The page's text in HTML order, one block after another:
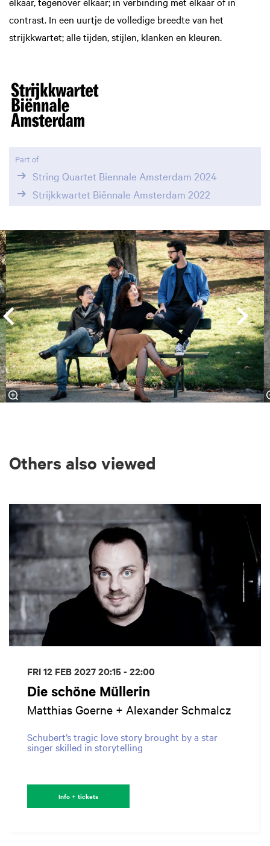
contrast. In een uurtje de volledige breedte van het
strijkkwartet; alle tijden, stijlen, klanken en kleuren.
Part of
String Quartet Biennale Amsterdam 2024
Strijkkwartet Biënnale Amsterdam 2022
Skip
Others also viewed
Die schöne Müllerin
Matthias Goerne + Alexander Schmalcz
Schubert’s tragic love story brought by a star
singer skilled in storytelling
FRI 12 FEB 202720:15 - 22:00
Info + tickets